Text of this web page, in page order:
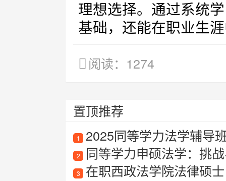
理想选择。通过系统
基础，还能在职业生
阅读：1274
置顶推荐
1 2025同等学力法学辅导
2 同等学力申硕法学：挑
3 在职西政法学院法律硕士